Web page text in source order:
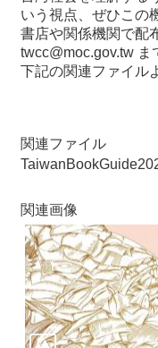
いう視点、ぜひこの
書店や関係機関で配
twcc@moc.gov.tw ま
下記の関連ファイル
関連ファイル
関連画像